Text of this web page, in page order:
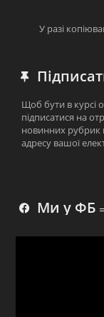
У разі
Щоб бути в курсі
підписатися на
новинних рубрик
адресу вашої
Ми у ФБ